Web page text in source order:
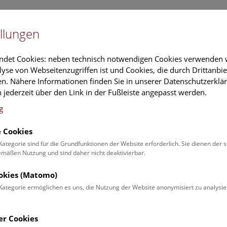
Führungen & Aktivitäten Deck 50
für
Abteilung des NHM Wien haben wir eine
in spannender, nachvollziehbarer und vielfältiger Form
im Austausch mit unseren Besucher*innen
großen, engagierten Team sind wir das
Cookies: neben technisch notwendigen Cookies verwenden
von Webseitenzugriffen ist und Cookies, die durch
Nähere Informationen finden Sie in unserer
jederzeit über den Link in der Fußleiste angepasst werden.
sind für die Grundfunktionen der Website erforderlich. Sie dienen der
Nutzung und sind daher nicht deaktivierbar.
(Matomo)
ermöglichen es uns, die Nutzung der Website anonymisiert zu
Cookies